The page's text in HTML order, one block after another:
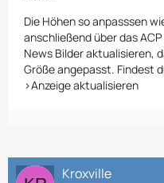
Die Höhen so anpasssen
anschließend über das
News Bilder aktualisieren,
Größe angepasst. Findest
>Anzeige aktualisieren
Kroxville